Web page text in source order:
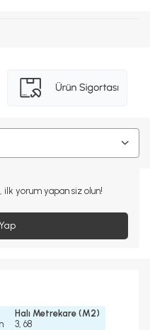
ilk yorum yapan siz olun!
Halı Metrekare (M2)
3, 68